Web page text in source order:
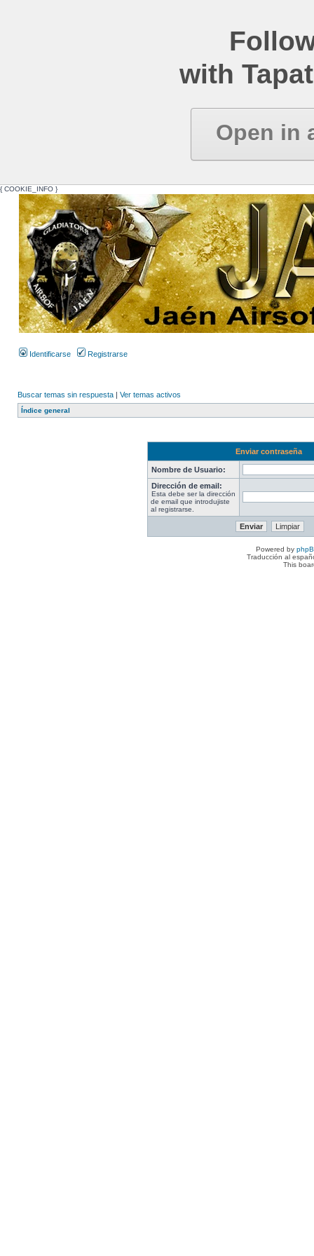
with
Open in
{ COOKIE_INFO }
Identificarse Registrarse
Buscar temas sin respuesta | Ver temas activos
Índice general
Enviar contraseña
Nombre de Usuario:
Dirección de email:
Esta debe ser la dirección
de email que introdujiste
al registrarse.
Powered by
Traducción al
This